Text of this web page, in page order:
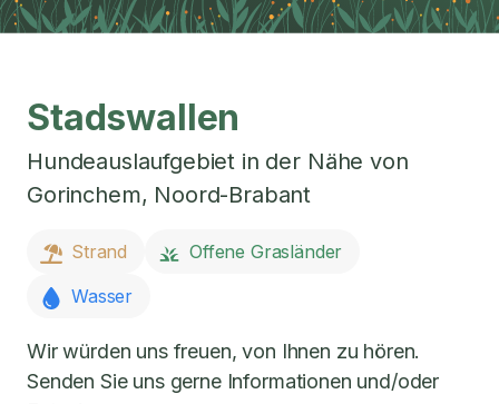
Stadswallen
Hundeauslaufgebiet in der Nähe von
Gorinchem, Noord-Brabant
Strand
Offene Grasländer
Wasser
Wir würden uns freuen, von Ihnen zu hören.
Senden Sie uns gerne Informationen und/oder